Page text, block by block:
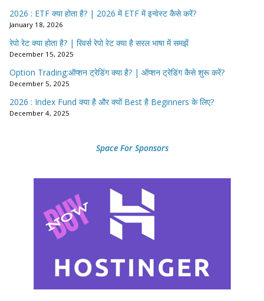
2026 : ETF क्या होता है? | 2026 में ETF में इन्वेस्ट कैसे करें?
January 18, 2026
रेपो रेट क्या होता है? | रिवर्स रेपो रेट क्या है सरल भाषा में समझें
December 15, 2025
Option Trading:ऑप्शन ट्रेडिंग क्या है? | ऑप्शन ट्रेडिंग कैसे शुरू करें?
December 5, 2025
2026 : Index Fund क्या है और क्यों Best है Beginners के लिए?
December 4, 2025
Space For Sponsors